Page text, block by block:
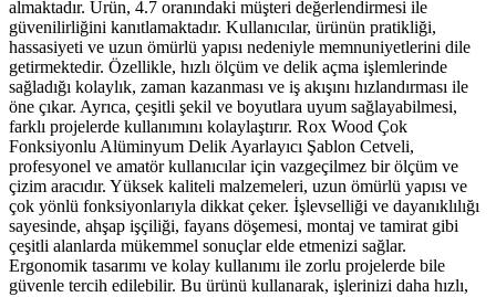
almaktadır. Ürün, 4.7 oranındaki müşteri değerlendirmesi ile
güvenilirliğini kanıtlamaktadır. Kullanıcılar, ürünün pratikliği,
hassasiyeti ve uzun ömürlü yapısı nedeniyle memnuniyetlerini dile
getirmektedir. Özellikle, hızlı ölçüm ve delik açma işlemlerinde
sağladığı kolaylık, zaman kazanması ve iş akışını hızlandırması ile
öne çıkar. Ayrıca, çeşitli şekil ve boyutlara uyum sağlayabilmesi,
farklı projelerde kullanımını kolaylaştırır. Rox Wood Çok
Fonksiyonlu Alüminyum Delik Ayarlayıcı Şablon Cetveli,
profesyonel ve amatör kullanıcılar için vazgeçilmez bir ölçüm ve
çizim aracıdır. Yüksek kaliteli malzemeleri, uzun ömürlü yapısı ve
çok yönlü fonksiyonlarıyla dikkat çeker. İşlevselliği ve dayanıklılığı
sayesinde, ahşap işçiliği, fayans döşemesi, montaj ve tamirat gibi
çeşitli alanlarda mükemmel sonuçlar elde etmenizi sağlar.
Ergonomik tasarımı ve kolay kullanımı ile zorlu projelerde bile
güvenle tercih edilebilir. Bu ürünü kullanarak, işlerinizi daha hızlı,